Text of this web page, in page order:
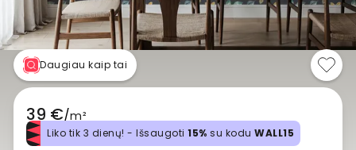
Daugiau kaip tai
39 €/m²
Liko tik 3 dienų! - Išsaugoti 15% su kodu WALL15